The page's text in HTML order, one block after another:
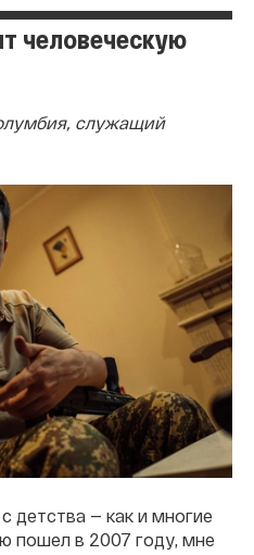
человеческую
служащий
детства — как и многие
пошел в 2007 году, мне